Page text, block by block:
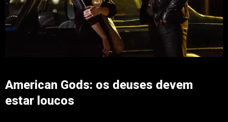
American Gods: os deuses devem
estar loucos